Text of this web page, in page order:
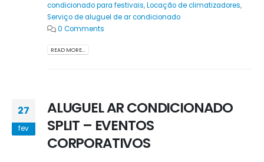
condicionado para festivais,Locação de climatizadores,
Serviço de aluguel de ar condicionado
0 Comments
READ MORE...
27
fev
ALUGUEL AR CONDICIONADO
SPLIT – EVENTOS
CORPORATIVOS